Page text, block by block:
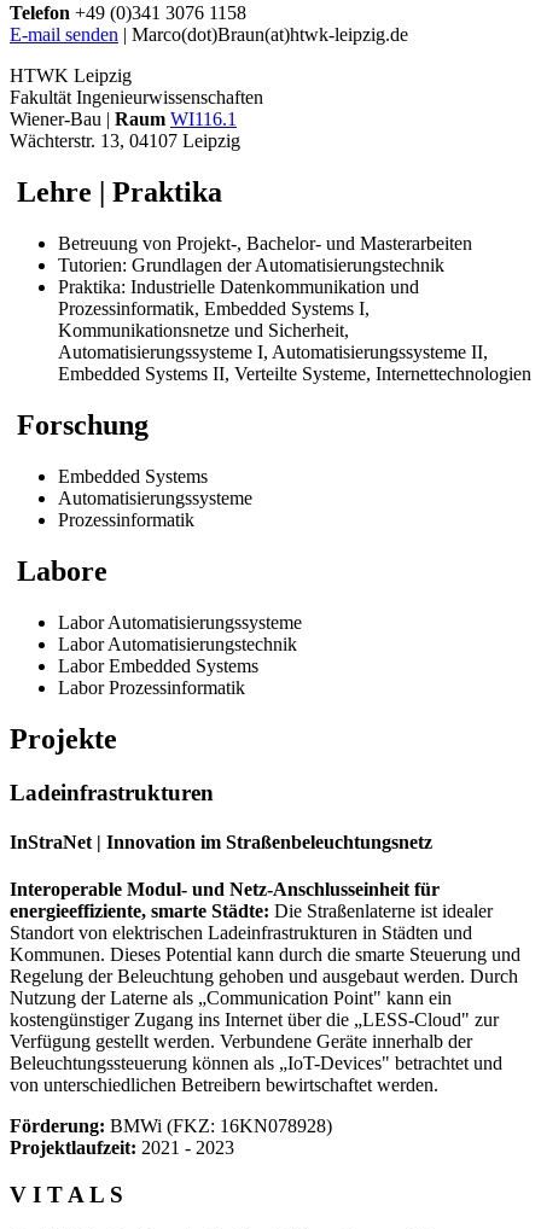
Telefon +49 (0)341 3076 1158
E-mail senden | Marco(dot)Braun(at)htwk-leipzig.de
HTWK Leipzig
Fakultät Ingenieurwissenschaften
Wiener-Bau | Raum WI116.1
Wächterstr. 13, 04107 Leipzig
Lehre | Praktika
Betreuung von Projekt-, Bachelor- und Masterarbeiten
Tutorien: Grundlagen der Automatisierungstechnik
Praktika: Industrielle Datenkommunikation und
Prozessinformatik, Embedded Systems I,
Kommunikationsnetze und Sicherheit,
Automatisierungssysteme I, Automatisierungssysteme II,
Embedded Systems II, Verteilte Systeme, Internettechnologien
Forschung
Embedded Systems
Automatisierungssysteme
Prozessinformatik
Labore
Labor Automatisierungssysteme
Labor Automatisierungstechnik
Labor Embedded Systems
Labor Prozessinformatik
Projekte
Ladeinfrastrukturen
InStraNet | Innovation im Straßenbeleuchtungsnetz
Interoperable Modul- und Netz-Anschlusseinheit für
energieeffiziente, smarte Städte: Die Straßenlaterne ist idealer
Standort von elektrischen Ladeinfrastrukturen in Städten und
Kommunen. Dieses Potential kann durch die smarte Steuerung und
Regelung der Beleuchtung gehoben und ausgebaut werden. Durch
Nutzung der Laterne als „Communication Point" kann ein
kostengünstiger Zugang ins Internet über die „LESS-Cloud" zur
Verfügung gestellt werden. Verbundene Geräte innerhalb der
Beleuchtungssteuerung können als „IoT-Devices" betrachtet und
von unterschiedlichen Betreibern bewirtschaftet werden.
Förderung: BMWi (FKZ: 16KN078928)
Projektlaufzeit: 2021 - 2023
V I T A L S